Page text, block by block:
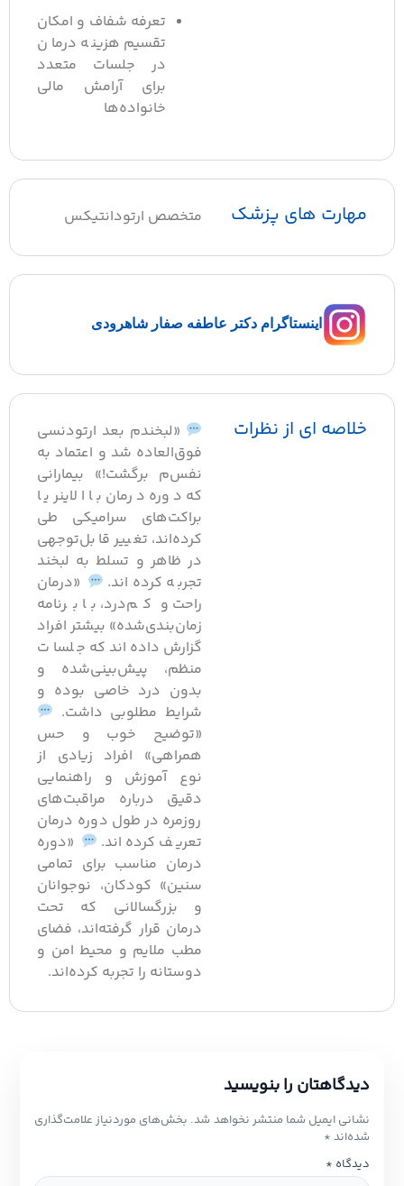
تعرفه شفاف و امکان
تقسیم هزینه درمان
در جلسات متعدد
برای آرامش مالی
خانواده‌ها
مهارت های پزشک متخصص ارتودانتیکس
اینستاگرام دکتر عاطفه صفار شاهرودی
خلاصه ای از نظرات
«لبخندم بعد ارتودنسی
فوق‌العاده‌ شد و اعتماد به
نفس‌م برگشت!» بیمارانی
که دوره درمان با الاینر یا
براکت‌های سرامیکی طی
کرده‌اند، تغییر قابل‌توجهی
در ظاهر و تسلط به لبخند
تجربه کرده‌اند.
«درمان
راحت و کم‌درد، با برنامه
زمان‌بندی‌شده» بیشتر افراد
گزارش داده‌اند که جلسات
منظم، پیش‌بینی‌شده و
بدون درد خاصی بوده و
شرایط مطلوبی داشت.
«توضیح خوب و حس
همراهی» افراد زیادی از
نوع آموزش و راهنمایی
دقیق درباره مراقبت‌های
روزمره در طول دوره درمان
تعریف کرده‌اند.
«دوره
درمان مناسب برای تمامی
سنین» کودکان، نوجوانان
و بزرگسالانی که تحت
درمان قرار گرفته‌اند، فضای
مطب ملایم و محیط امن و
دوستانه را تجربه کرده‌اند.
دیدگاهتان را بنویسید
نشانی ایمیل شما منتشر نخواهد شد. بخش‌های موردنیاز علامت‌گذاری
شده‌اند*
دیدگاه*